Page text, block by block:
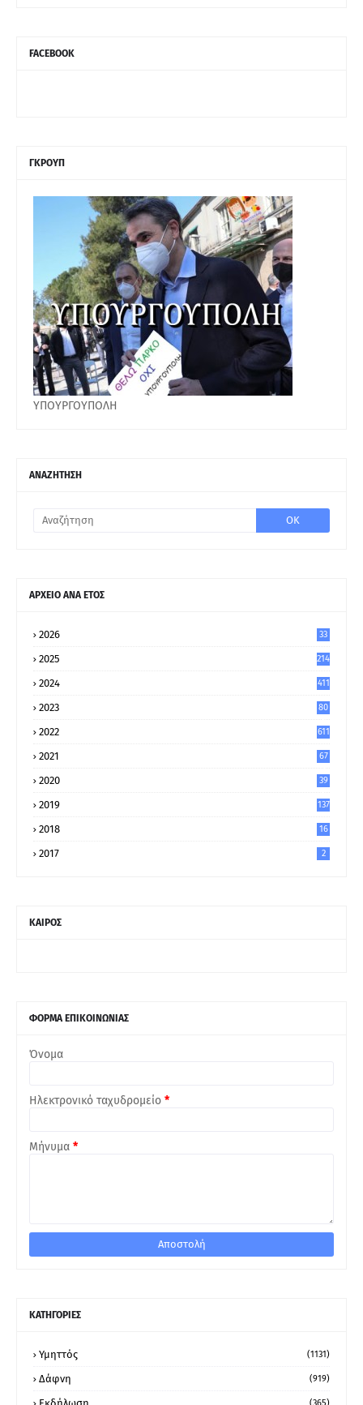
FACEBOOK
ΓΚΡΟΥΠ
ΥΠΟΥΡΓΟΥΠΟΛΗ
ΑΝΑΖΗΤΗΣΗ
ΑΡΧΕΙΟ ΑΝΑ ΕΤΟΣ
2026 33
2025 214
2024 411
2023
80
2022 611
2021
67
2020
39
2019 137
2018 16
2017 2
ΚΑΙΡΟΣ
ΦΟΡΜΑ ΕΠΙΚΟΙΝΩΝΙΑΣ
Όνομα
Ηλεκτρονικό ταχυδρομείο *
Μήνυμα *
ΚΑΤΗΓΟΡΙΕΣ
Υμηττός (1131)
Δάφνη (919)